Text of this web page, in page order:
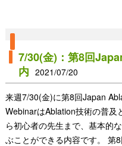
7/30(金)：第8回
内 2021/07/20
来週7/30(金)に第8回Japan
WebinarはAblation技術の普及
ら初心者の先生まで、基本的
ぶことができる内容です。 第